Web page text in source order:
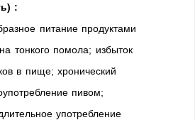
:
питание продуктами
тонкого помола; избыток
в пище; хронический
пивом;
употребление